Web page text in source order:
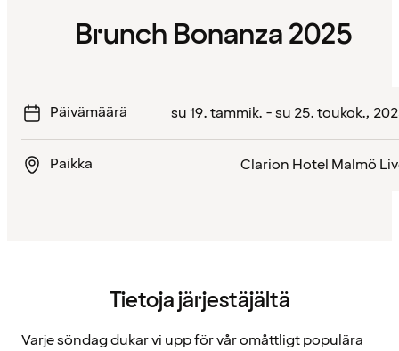
Brunch Bonanza 2025
Päivämäärä su 19. tammik. - su 25. toukok.,
Paikka Clarion Hotel Malmö
Tietoja järjestäjältä
Varje söndag dukar vi upp för vår omåttligt populära